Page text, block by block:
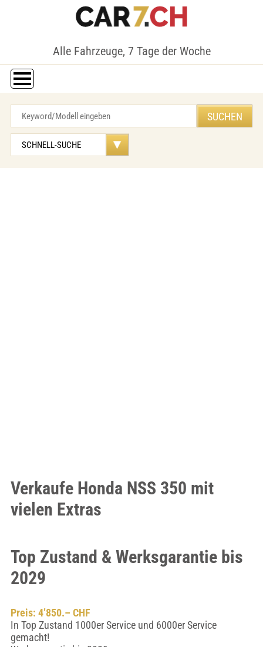
Alle Fahrzeuge, 7 Tage der Woche
Verkaufe Honda NSS 350 mit
vielen Extras
Top Zustand & Werksgarantie bis
2029
Preis: 4’850.– CHF
In Top Zustand 1000er Service und 6000er Service
gemacht!